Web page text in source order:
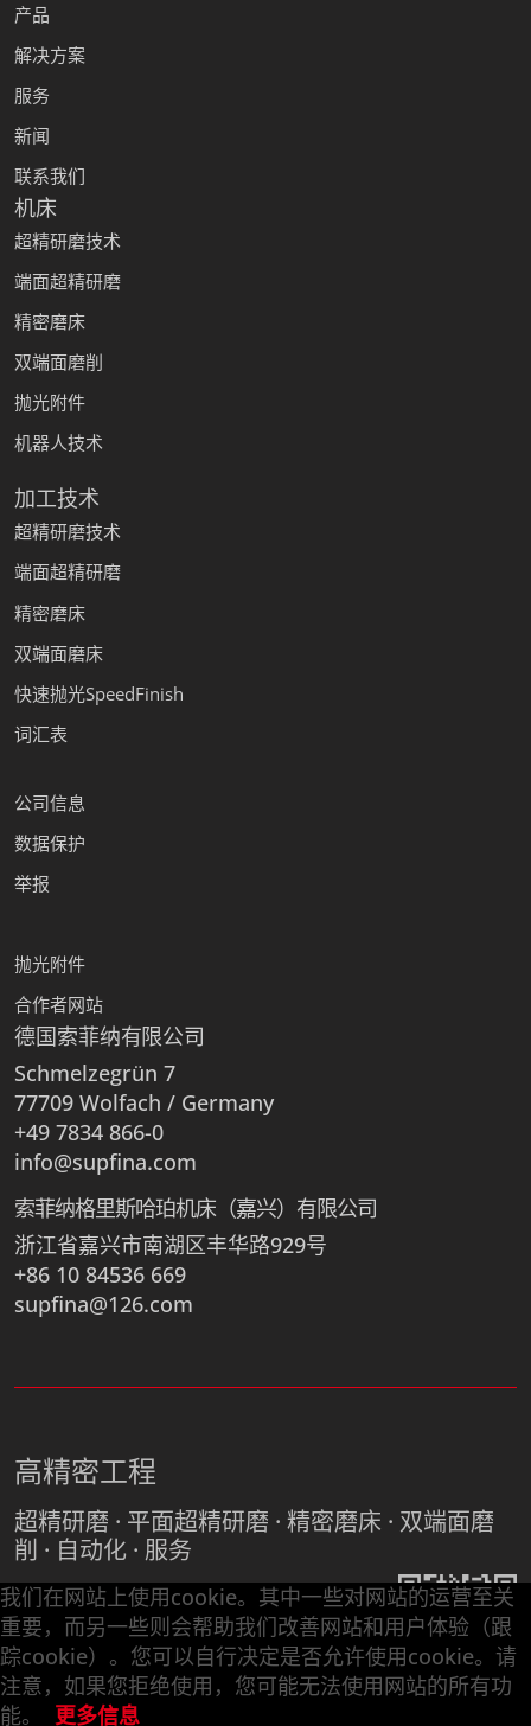
产品
解决方案
服务
新闻
联系我们
机床
超精研磨技术
端面超精研磨
精密磨床
双端面磨削
抛光附件
机器人技术
加工技术
超精研磨技术
端面超精研磨
精密磨床
双端面磨床
快速抛光SpeedFinish
词汇表
公司信息
数据保护
举报
抛光附件
合作者网站
德国索菲纳有限公司
Schmelzegrün 7
77709 Wolfach / Germany
+49 7834 866-0
info@supfina.com
索菲纳格里斯哈珀机床（嘉兴）有限公司
浙江省嘉兴市南湖区丰华路929号
+86 10 84536 669
supfina@126.com
高精密工程
超精研磨 · 平面超精研磨 · 精密磨床 · 双端面磨
削 · 自动化 · 服务
获取更多机床资料，请关注德国索
菲纳微信公众号 “德国索菲纳超精
研磨“
我们在网站上使用cookie。其中一些对网站的运营至关
重要，而另一些则会帮助我们改善网站和用户体验（跟
踪cookie）。您可以自行决定是否允许使用cookie。请
注意，如果您拒绝使用，您可能无法使用网站的所有功
能。 更多信息